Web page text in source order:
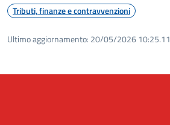
Tributi, finanze e contravvenzioni
Ultimo aggiornamento: 20/05/2026 10:25.11